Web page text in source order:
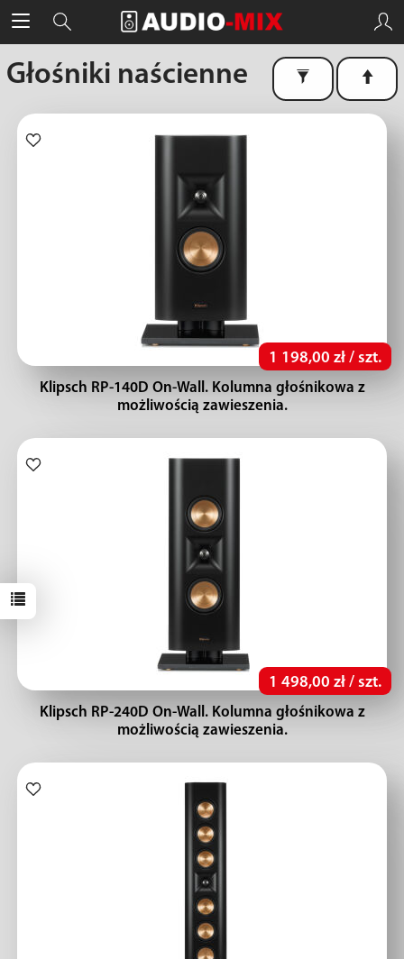
Głośniki naścienne
1 198,00 zł / szt.
Klipsch RP-140D On-Wall. Kolumna głośnikowa z
możliwością zawieszenia.
1 498,00 zł / szt.
Klipsch RP-240D On-Wall. Kolumna głośnikowa z
możliwością zawieszenia.